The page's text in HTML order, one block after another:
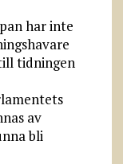
har inte
tidningen
av
bli